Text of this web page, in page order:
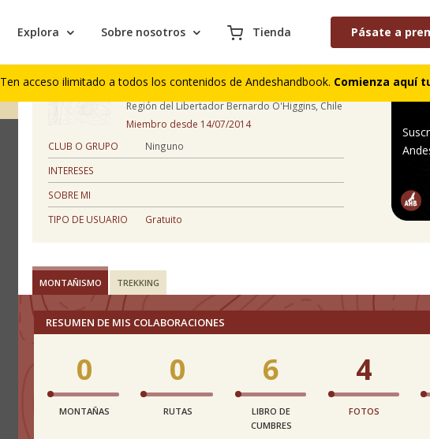
Explora Sobre nosotros Tienda Pásate a
Ten acceso ilimitado a todos los contenidos de Andeshandbook. Comienza aquí
PERFIL
52 años
Región del Libertador Bernardo O'Higgins, Chile
Miembro desde 14/07/2014
CLUB O GRUPO
Ninguno
INTERESES
SOBRE MI
TIPO DE USUARIO
Gratuito
MONTAÑISMO TREKKING
RESUMEN DE MIS COLABORACIONES
0
MONTAÑAS
0
RUTAS
6
LIBRO DE
CUMBRES
4
FOTOS